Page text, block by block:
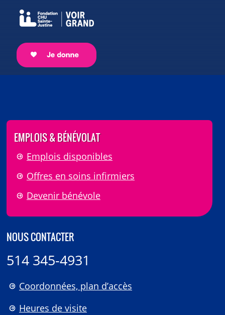
EMPLOIS & BÉNÉVOLAT
Emplois disponibles
Offres en soins infirmiers
Devenir bénévole
NOUS CONTACTER
514 345-4931
Coordonnées, plan d’accès
Heures de visite